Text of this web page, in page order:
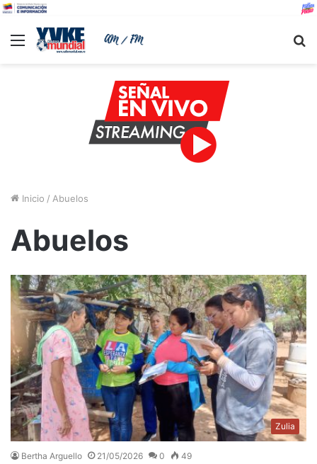
Menu
Inicio / Abuelos
Abuelos
Zulia
Bertha Arguello 21/05/2026 0 49